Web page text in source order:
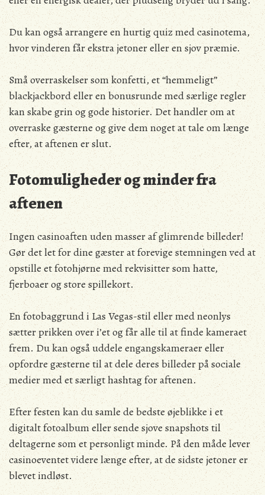
Du kan også arrangere en hurtig quiz med casinotema,
hvor vinderen får ekstra jetoner eller en sjov præmie.
Små overraskelser som konfetti, et “hemmeligt”
blackjackbord eller en bonusrunde med særlige regler
kan skabe grin og gode historier. Det handler om at
overraske gæsterne og give dem noget at tale om længe
efter, at aftenen er slut.
Fotomuligheder og minder fra
aftenen
Ingen casinoaften uden masser af glimrende billeder!
Gør det let for dine gæster at forevige stemningen ved at
opstille et fotohjørne med rekvisitter som hatte,
fjerboaer og store spillekort.
En fotobaggrund i Las Vegas-stil eller med neonlys
sætter prikken over i’et og får alle til at finde kameraet
frem. Du kan også uddele engangskameraer eller
opfordre gæsterne til at dele deres billeder på sociale
medier med et særligt hashtag for aftenen.
Efter festen kan du samle de bedste øjeblikke i et
digitalt fotoalbum eller sende sjove snapshots til
deltagerne som et personligt minde. På den måde lever
casinoeventet videre længe efter, at de sidste jetoner er
blevet indløst.